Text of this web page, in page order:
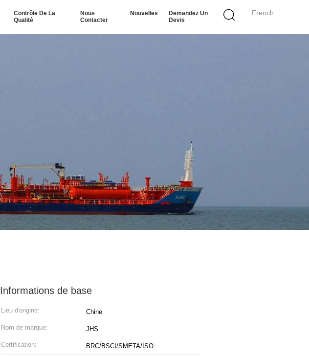
French
Contrôle De La
Qualité
Nous
Contacter
Nouvelles
Demandez Un
Devis
Informations de base
Lieu d'origine: Chine
Nom de marque: JHS
Certification: BRC/BSCI/SMETA/ISO